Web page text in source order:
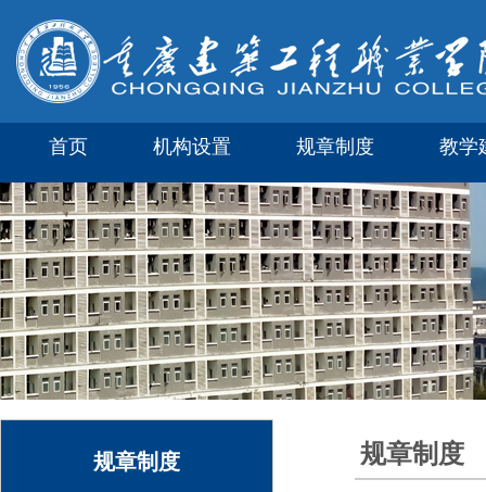
首页 机构设置 规章制度 教学
规章制度 规章制度